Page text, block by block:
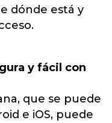
dónde está y
y fácil con
que se puede
e iOS, puede